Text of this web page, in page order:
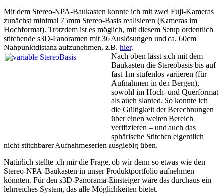
Mit dem Stereo-NPA-Baukasten konnte ich mit zwei Fuji-Kameras
zunächst minimal 75mm Stereo-Basis realisieren (Kameras im
Hochformat). Trotzdem ist es möglich, mit diesem Setup ordentlich
stitchende s3D-Panoramen mit 36 Auslösungen und ca. 60cm
Nahpunktdistanz aufzunehmen, z.B. hier.
Nach oben lässt sich mit dem
Baukasten die Stereobasis bis auf
fast 1m stufenlos variieren (für
Aufnahmen in den Bergen),
sowohl im Hoch- und Querformat
als auch slanted. So konnte ich
die Gültigkeit der Berechnungen
über einen weiten Bereich
verifizieren – und auch das
sphärische Stitchen eigentlich
nicht stitchbarer Aufnahmeserien ausgiebig üben.
Natürlich stellte ich mir die Frage, ob wir denn so etwas wie den
Stereo-NPA-Baukasten in unser Produktportfolio aufnehmen
könnten. Für den s3D-Panorama-Einsteiger wäre das durchaus ein
lehrreiches System, das alle Möglichkeiten bietet.